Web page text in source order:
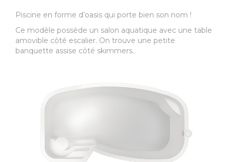
Piscine en forme d’oasis qui porte bien son nom !
Ce modèle possède un salon aquatique avec une table
amovible côté escalier. On trouve une petite
banquette assise côté skimmers..